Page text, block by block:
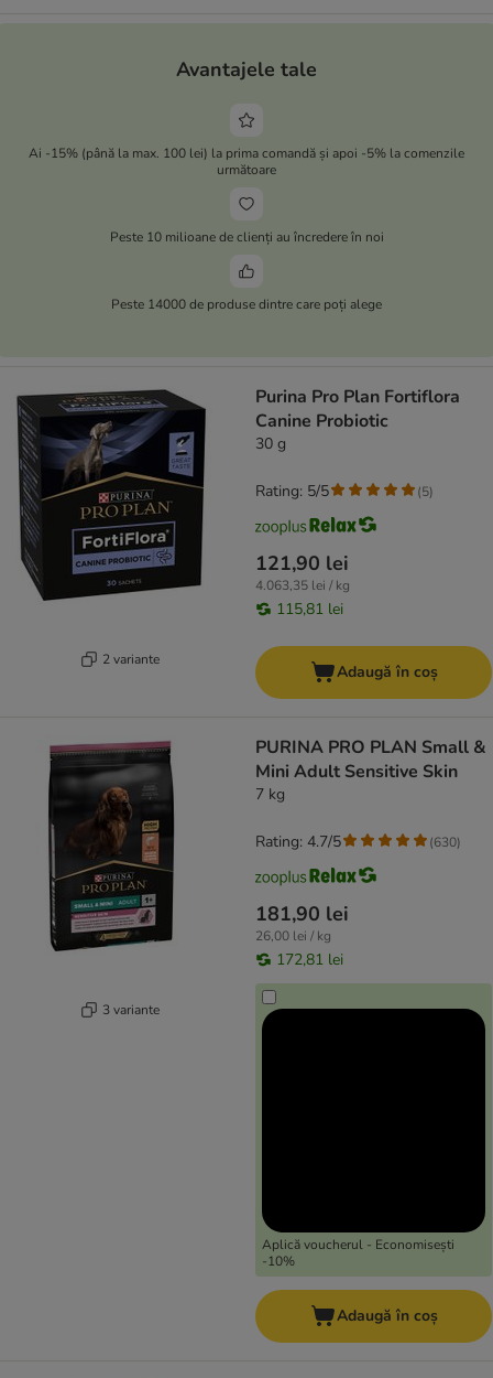
Avantajele tale
Ai -15% (până la max. 100 lei) la prima comandă și apoi -5% la comenzile
următoare
Peste 10 milioane de clienți au încredere în noi
Peste 14000 de produse dintre care poți alege
2 variante
Purina Pro Plan Fortiflora
Canine Probiotic
30 g
121,90 lei
4.063,35 lei / kg
115,81 lei
Rating: 5/5 (5)
Adaugă în coș
3 variante
PURINA PRO PLAN Small &
Mini Adult Sensitive Skin
7 kg
181,90 lei
26,00 lei / kg
172,81 lei
Aplică voucherul - Economisești
-10%
Rating: 4.7/5 (630)
Adaugă în coș